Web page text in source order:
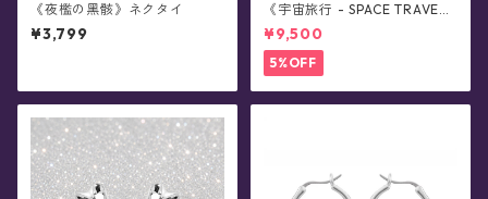
《夜檻の黑骸》ネクタイ
¥3,799
《宇宙旅行 - SPACE TRAVE
L》ブックマーカー・全3種コ
ンプリートボックス
¥9,500
5%OFF